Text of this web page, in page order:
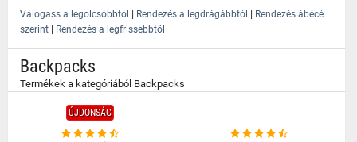
Válogass a legolcsóbbtól | Rendezés a legdrágábbtól | Rendezés ábécé
szerint | Rendezés a legfrissebbtől
Backpacks
Termékek a kategóriából Backpacks
ÚJDONSÁG